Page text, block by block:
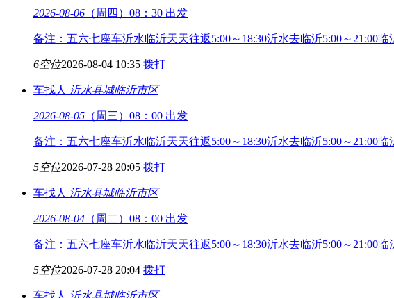
2026-08-06 （周四）08：30 出发
备注：五六七座车沂水临沂天天往返5:00～18:30沂水去临沂5:00～21:00
6空位2026-08-04 10:35 拨打
车找人 沂水县城临沂市区
2026-08-05 （周三）08：00 出发
备注：五六七座车沂水临沂天天往返5:00～18:30沂水去临沂5:00～21:00
5空位2026-07-28 20:05 拨打
车找人 沂水县城临沂市区
2026-08-04 （周二）08：00 出发
备注：五六七座车沂水临沂天天往返5:00～18:30沂水去临沂5:00～21:00
5空位2026-07-28 20:04 拨打
车找人 沂水县城临沂市区